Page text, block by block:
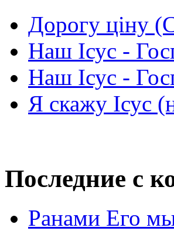
Дорогу ціну
Наш Ісус -
Наш Ісус -
Я скажу Ісус
Последние с
Ранами Его